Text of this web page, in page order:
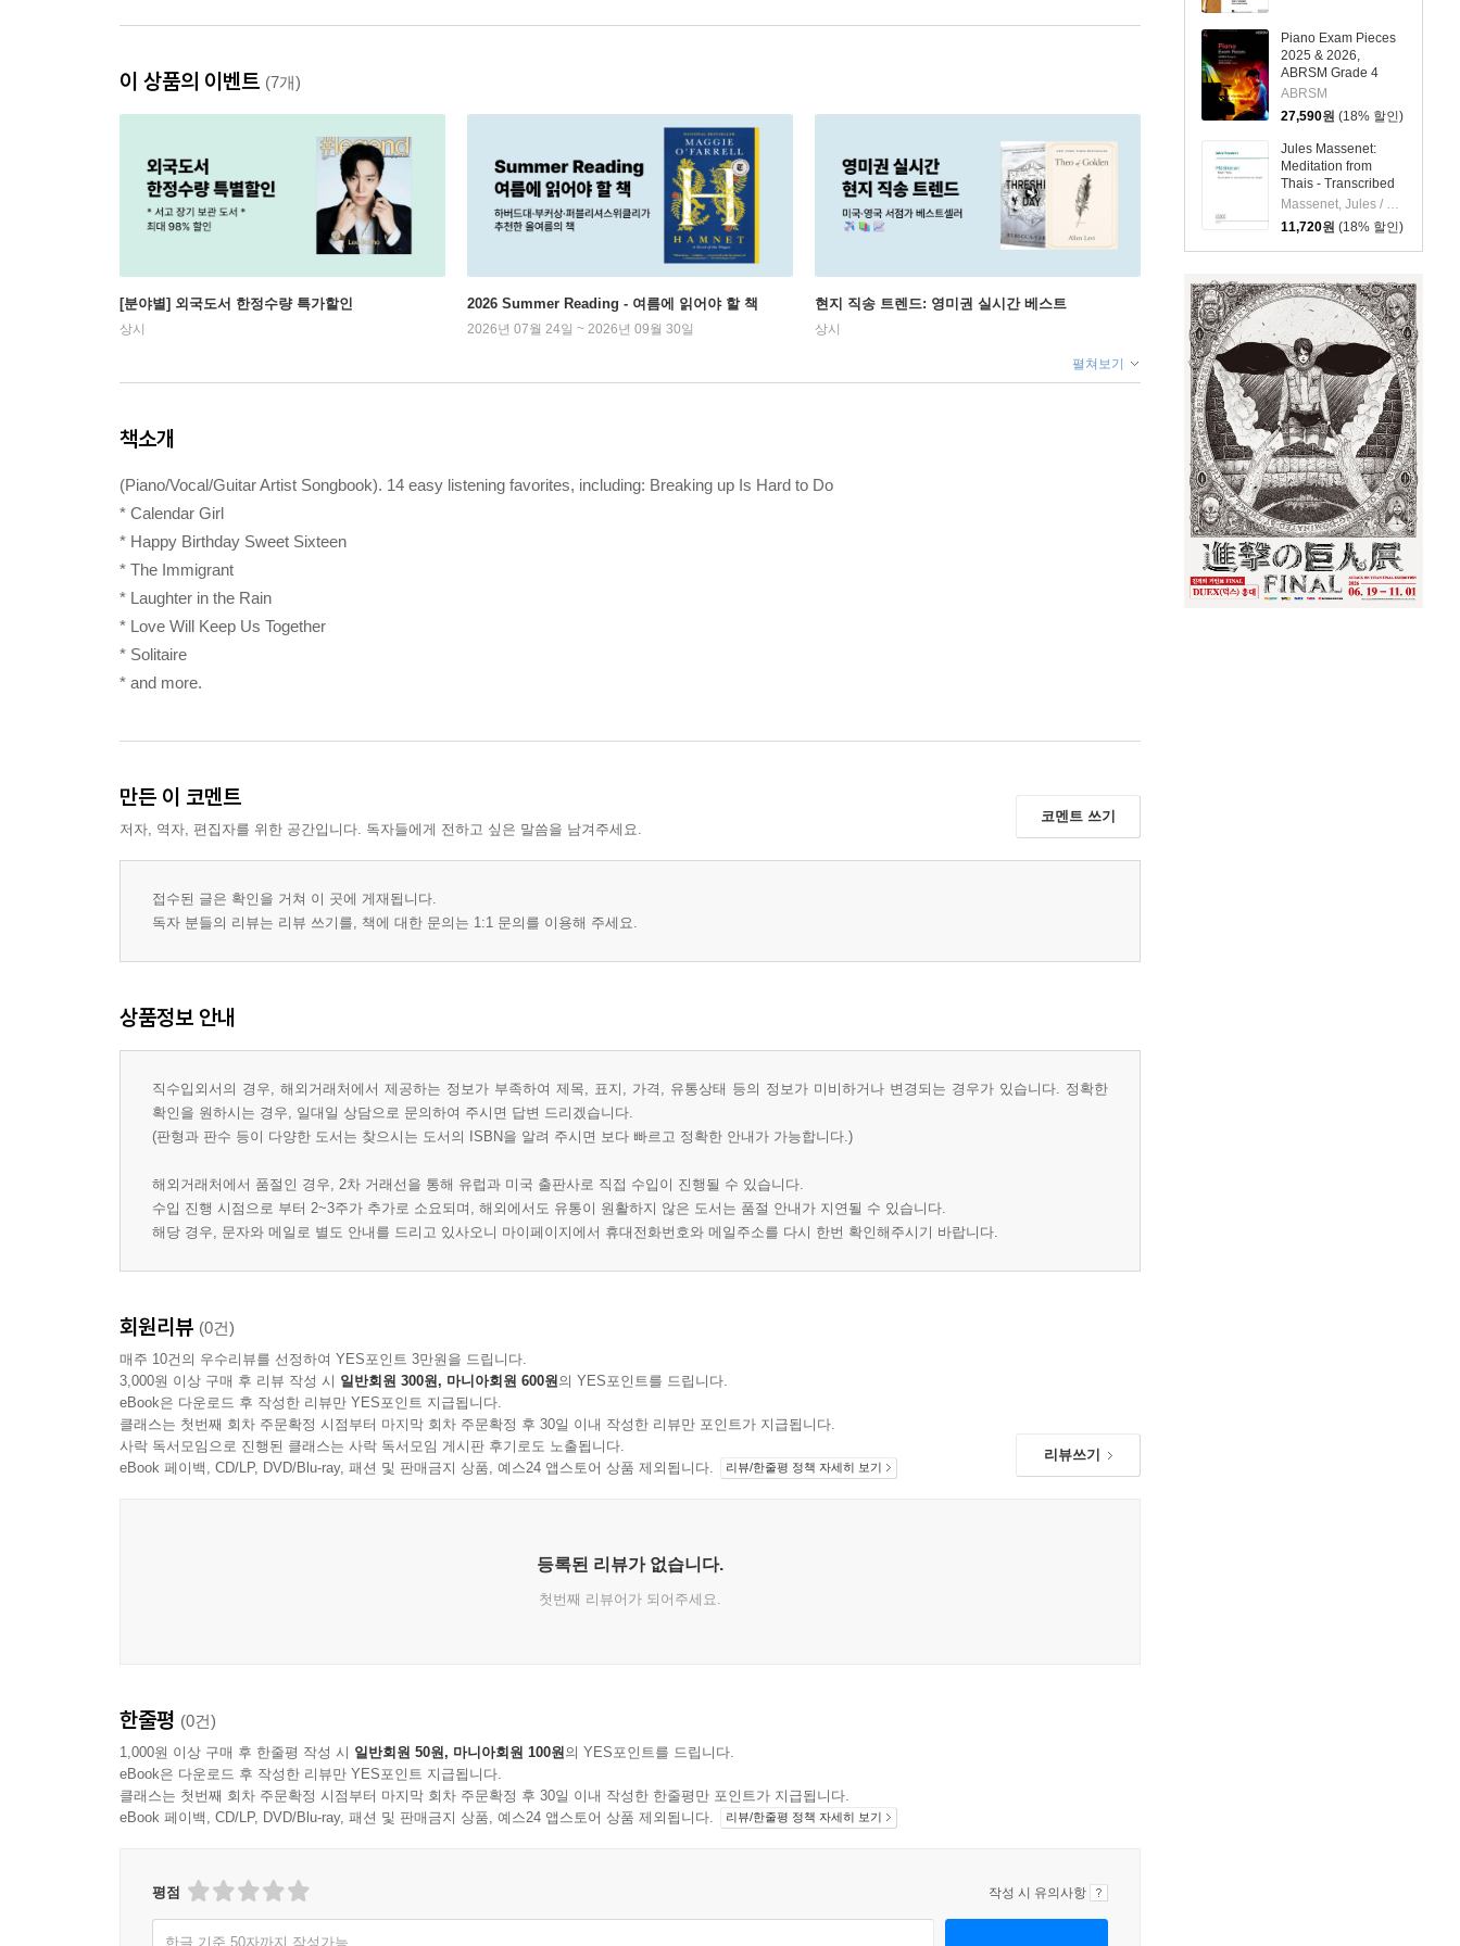
Piano Exam Pieces
2025 & 2026,
ABRSM Grade 4
ABRSM
27,590원 (18% 할인)
Jules Massenet:
Meditation from
Thais - Transcribed
for Piano by Andrew
Von Oeyen
Massenet, Jules / Von Oeyen, Andrew
11,720원 (18% 할인)
이 상품의 이벤트 (7개)
[분야별] 외국도서 한정수량 특가할인
상시
2026 Summer Reading - 여름에 읽어야 할 책
2026년 07월 24일 ~ 2026년 09월 30일
현지 직송 트렌드: 영미권 실시간 베스트
상시
펼쳐보기
책소개
(Piano/Vocal/Guitar Artist Songbook). 14 easy listening favorites, including: Breaking up Is Hard to Do
* Calendar Girl
* Happy Birthday Sweet Sixteen
* The Immigrant
* Laughter in the Rain
* Love Will Keep Us Together
* Solitaire
* and more.
만든 이 코멘트
저자, 역자, 편집자를 위한 공간입니다. 독자들에게 전하고 싶은 말씀을 남겨주세요.
코멘트 쓰기
접수된 글은 확인을 거쳐 이 곳에 게재됩니다.
독자 분들의 리뷰는 리뷰 쓰기를, 책에 대한 문의는 1:1 문의를 이용해 주세요.
상품정보 안내
직수입외서의 경우, 해외거래처에서 제공하는 정보가 부족하여 제목, 표지, 가격, 유통상태 등의 정보가 미비하거나 변경되는 경우가 있습니다. 정확한
확인을 원하시는 경우, 일대일 상담으로 문의하여 주시면 답변 드리겠습니다.
(판형과 판수 등이 다양한 도서는 찾으시는 도서의 ISBN을 알려 주시면 보다 빠르고 정확한 안내가 가능합니다.)
해외거래처에서 품절인 경우, 2차 거래선을 통해 유럽과 미국 출판사로 직접 수입이 진행될 수 있습니다.
수입 진행 시점으로 부터 2~3주가 추가로 소요되며, 해외에서도 유통이 원활하지 않은 도서는 품절 안내가 지연될 수 있습니다.
해당 경우, 문자와 메일로 별도 안내를 드리고 있사오니 마이페이지에서 휴대전화번호와 메일주소를 다시 한번 확인해주시기 바랍니다.
회원리뷰 (0건)
매주 10건의 우수리뷰를 선정하여 YES포인트 3만원을 드립니다.
3,000원 이상 구매 후 리뷰 작성 시 일반회원 300원, 마니아회원 600원의 YES포인트를 드립니다.
eBook은 다운로드 후 작성한 리뷰만 YES포인트 지급됩니다.
클래스는 첫번째 회차 주문확정 시점부터 마지막 회차 주문확정 후 30일 이내 작성한 리뷰만 포인트가 지급됩니다.
사락 독서모임으로 진행된 클래스는 사락 독서모임 게시판 후기로도 노출됩니다.
eBook 페이백, CD/LP, DVD/Blu-ray, 패션 및 판매금지 상품, 예스24 앱스토어 상품 제외됩니다.
리뷰/한줄평 정책 자세히 보기
리뷰쓰기
등록된 리뷰가 없습니다.
첫번째 리뷰어가 되어주세요.
한줄평 (0건)
1,000원 이상 구매 후 한줄평 작성 시 일반회원 50원, 마니아회원 100원의 YES포인트를 드립니다.
eBook은 다운로드 후 작성한 리뷰만 YES포인트 지급됩니다.
클래스는 첫번째 회차 주문확정 시점부터 마지막 회차 주문확정 후 30일 이내 작성한 한줄평만 포인트가 지급됩니다.
eBook 페이백, CD/LP, DVD/Blu-ray, 패션 및 판매금지 상품, 예스24 앱스토어 상품 제외됩니다.
리뷰/한줄평 정책 자세히 보기
평점 작성 시 유의사항
한글 기준 50자까지 작성가능